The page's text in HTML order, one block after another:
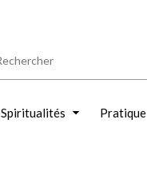
Spiritualités Pratique